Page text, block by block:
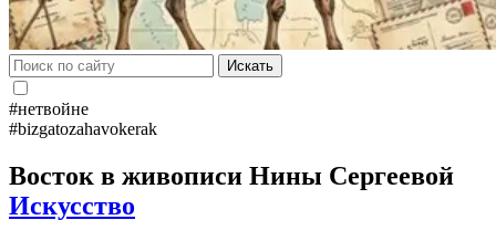
Искать
#нетвойне
#bizgatozahavokerak
Восток в живописи Нины Сергеевой
Искусство